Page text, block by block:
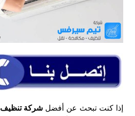
إذا كنت تبحث عن أفضل شركة تنظيف